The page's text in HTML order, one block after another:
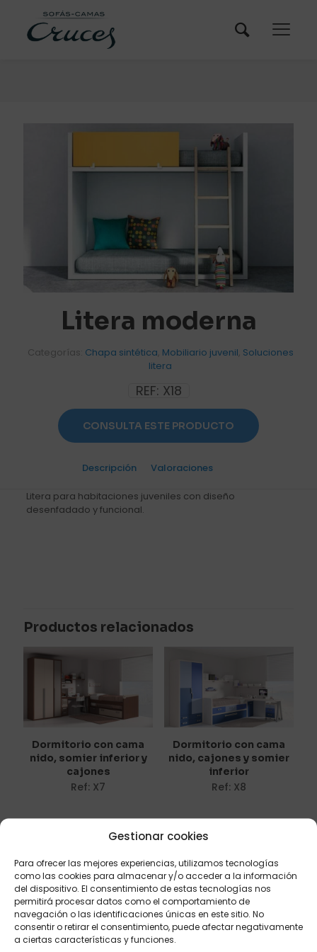
Gestionar cookies
Para ofrecer las mejores experiencias, utilizamos tecnologías
como las cookies para almacenar y/o acceder a la información
del dispositivo. El consentimiento de estas tecnologías nos
permitirá procesar datos como el comportamiento de
navegación o las identificaciones únicas en este sitio. No
consentir o retirar el consentimiento, puede afectar negativamente
a ciertas características y funciones.
Litera moderna
REF: X18
Categorías: Chapa sintética Mobiliario juvenil Soluciones
litera
CONSULTA ESTE PRODUCTO
Descripción Valoraciones
Litera para habitaciones juveniles con diseño
desenfadado y funcional.
moderna”
Tu dirección de correo electrónico no será publicada.
Los
campos obligatorios están marcados con
Tu puntuación
2 de 5 3 de 5 4 de 5 5 de 5
Nombre*
Correo
electrónico*
Productos relacionados
Dormitorio con cama
nido, somier inferior y
cajones
Ref: X7
Dormitorio con cama
nido, cajones y somier
inferior
Ref: X8
Litera loft con mesa de
escritorio integrada